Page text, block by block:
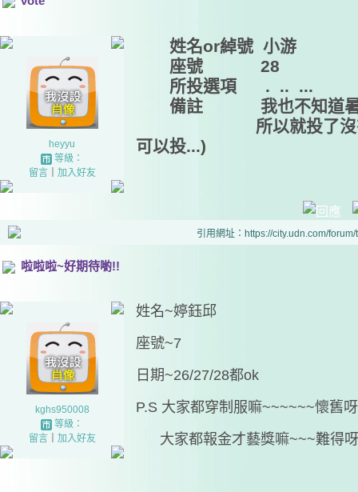
heyyu
等級：
留言｜ 加入好友
姓名or綽號 小游
座號 28
所投選項 . .. ...
備註 我也不知道暑
所以就投了沒有人投
可以投...)
引用網址：https://city.udn.com/
啦啦啦~好期待喲!!
kghs950008
等級：
留言｜ 加入好友
姓名~婷鈺邱
座號~7
日期~26/27/28都ok
P.S 大家都穿制服嘛~~~~~~懷舊
大家都報金才藝獎嘛~~~難得呀